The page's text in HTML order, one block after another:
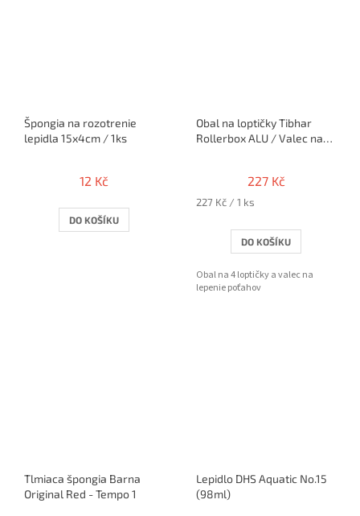
Špongia na rozotrenie
lepidla 15x4cm / 1ks
12 Kč
DO KOŠÍKU
Obal na loptičky Tibhar
Rollerbox ALU / Valec na
227 Kč
Měrná
227 Kč / 1 ks
DO KOŠÍKU
Obal na 4 loptičky a valec na
lepenie poťahov
Tlmiaca špongia Barna
Original Red - Tempo 1
Lepidlo DHS Aquatic No.15
(98ml)